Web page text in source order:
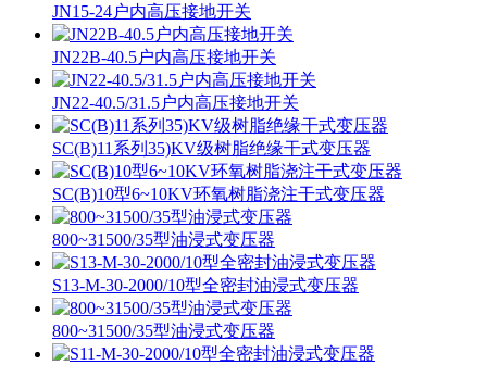
JN15-24户内高压接地开关
JN22B-40.5户内高压接地开关
JN22-40.5/31.5户内高压接地开关
SC(B)11系列35)KV级树脂绝缘干式变压器
SC(B)10型6~10KV环氧树脂浇注干式变压器
800~31500/35型油浸式变压器
S13-M-30-2000/10型全密封油浸式变压器
800~31500/35型油浸式变压器